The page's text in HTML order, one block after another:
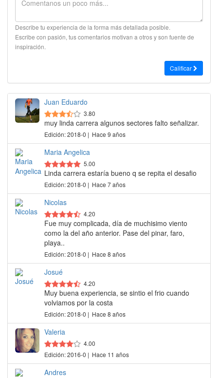
Describe tu experiencia de la forma más detallada posible.
Escribe con pasión, tus comentarios motivan a otros y son fuente de
inspiración.
Calificar
Juan Eduardo
3.80
muy linda carrera algunos sectores falto señalizar.
Edición: 2018-0 | Hace 9 años
Maria Angelica
5.00
Linda carrera estaría bueno q se repita el desafio
Edición: 2018-0 | Hace 7 años
Nicolas
4.20
Fue muy complicada, día de muchisimo viento
como la del año anterior. Pase del pinar, faro,
playa..
Edición: 2018-0 | Hace 8 años
Josué
4.20
Muy buena experiencia, se sintio el frio cuando
volviamos por la costa
Edición: 2018-0 | Hace 8 años
Valeria
4.00
Edición: 2016-0 | Hace 11 años
Andres